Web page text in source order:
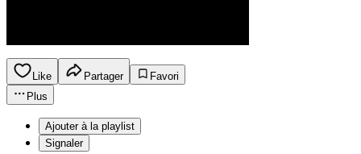
Like Partager
Favori
Plus
Ajouter à la playlist
Signaler